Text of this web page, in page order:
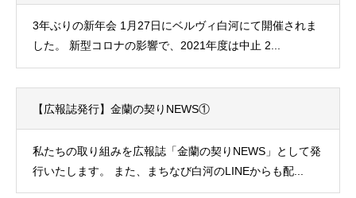
3年ぶりの新年会 1月27日にベルヴィ白河にて開催されま
した。 新型コロナの影響で、2021年度は中止 2...
【広報誌発行】金蘭の契りNEWS①
私たちの取り組みを広報誌「金蘭の契りNEWS」として発
行いたします。 また、まちなび白河のLINEからも配...